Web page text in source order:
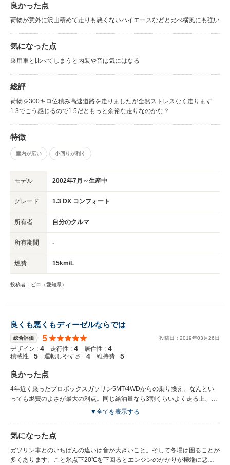
良かった点
荷物が意外に沢山積めて走りも悪くないハイエースなどと比べ横風にも強い
気になった点
乗用車と比べてしまうと内装や音は気にはなる
総評
荷物を300キロ位積み高速道路を走りましたが全然ストレスなく走ります
1.3でこう感じるので1.5だともっと余裕な走りなのかな？
特徴
室内が広い 小回りが利く
モデル 2002年7月～生産中
グレード 1.3 DX コンフォート
所有者 自分のクルマ
所有期間 -
燃費 15km/L
投稿者：ピロ（愛知県）
良くも悪くもディーゼルならでは
総合評価 5 投稿日： 2019年03 月26日
デザイン : 4 走行性 : 4 居住性 : 4
積載性 : 5 運転しやすさ : 4 維持費 : 5
良かった点
4年近く乗ったプロボックスガソリン5MT/4WDからの乗り換え。なんとい
っても燃費のよさが最大の利点。同じ給油量なら3割くらいよく走る上、軽
油は燃料代が安いので、燃料費だけなら前車の60％くらいですんでいま
▼全てを表示する
気になった点
ガソリン車とのいちばんの違いは音が大きいこと。そして冬場は困ることが
多くあります。こと氷点下20℃を下回るとエンジンのかかりが極端に悪く